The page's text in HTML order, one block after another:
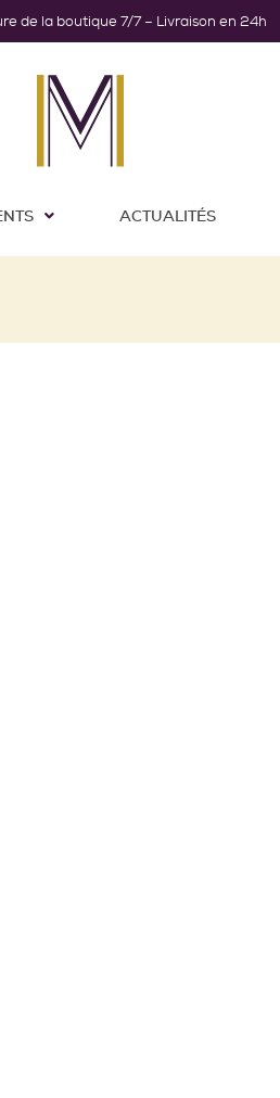
de la boutique 7/7 – Livraison en 24h
ACTUALITÉS